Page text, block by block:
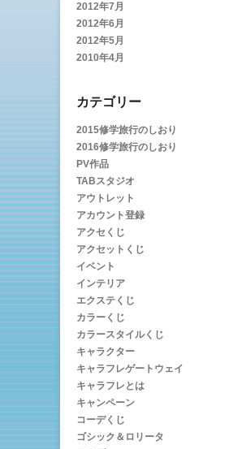
2012年7月
2012年6月
2012年5月
2010年4月
カテゴリー
2015修学旅行のしおり
2016修学旅行のしおり
PV作品
TABスタジオ
アウトレット
アカウント登録
アクセくじ
アクセットくじ
イベント
インテリア
エクステくじ
カラーくじ
カラースタイルくじ
キャラクター
キャラフレゲートウェイ
キャラフレとは
キャンペーン
コーデくじ
ゴシック＆ロリータ